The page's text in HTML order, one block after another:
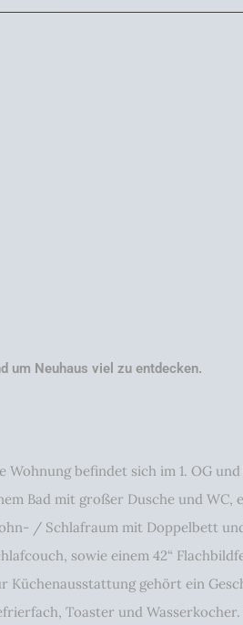
um Neuhaus viel zu entdecken.
Wohnung befindet sich im 1. OG
Bad mit großer Dusche und WC,
/ Schlafraum mit Doppelbett
sowie einem 42“
Küchenausstattung gehört ein
Toaster und